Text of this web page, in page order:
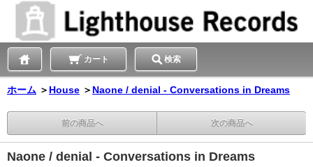
カート 検索
ホーム ＞ House ＞ Naone / denial - Conversations in Dreams
前の商品へ 次の商品へ
Naone / denial - Conversations in Dreams